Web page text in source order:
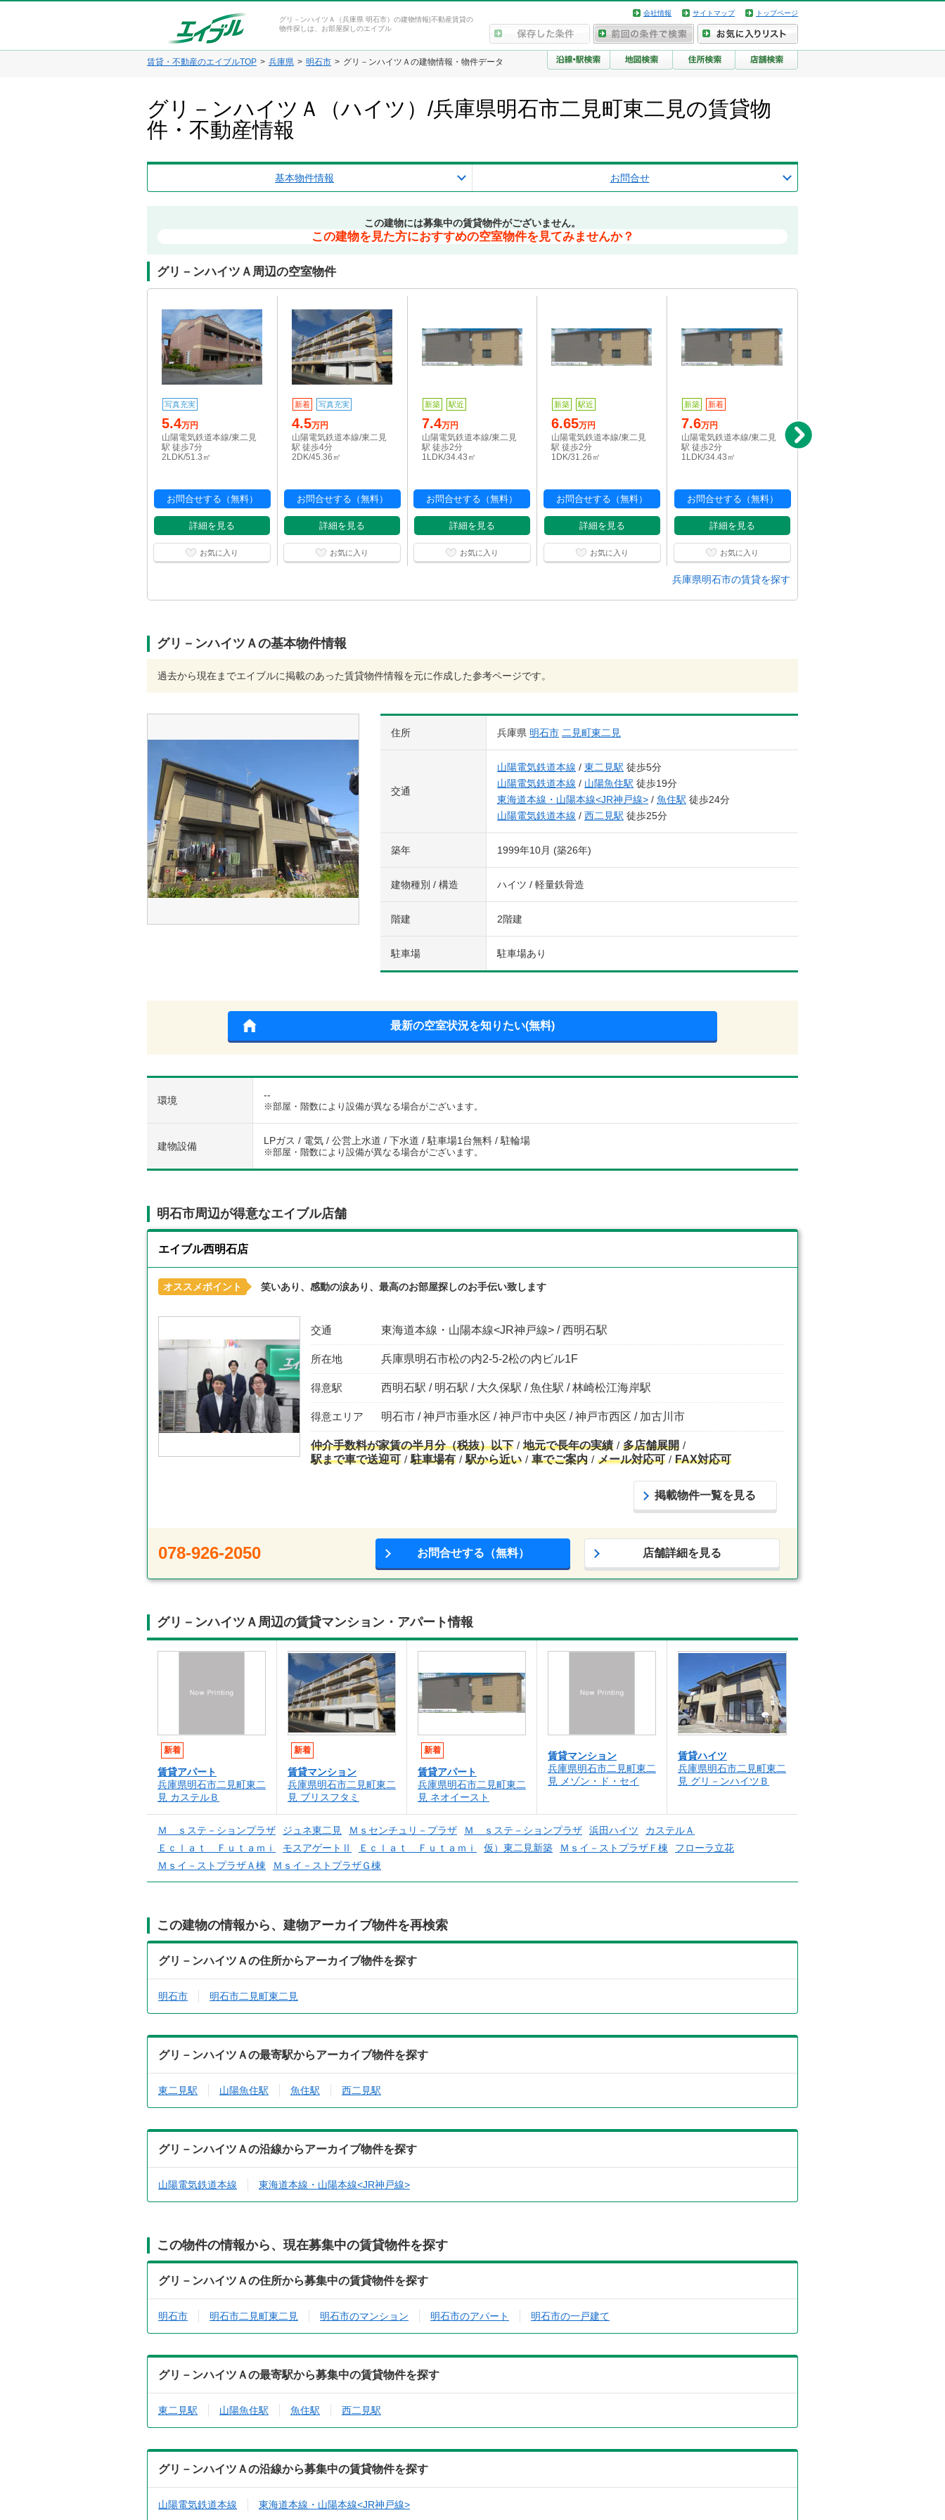
グリ－ンハイツＡ（兵庫県 明石市）の建物情報|不動産賃貸の
物件探しは、お部屋探しのエイブル
会社情報 サイトマップ トップページ
賃貸・不動産のエイブルTOP 兵庫県 明石市 グリ－ンハイツＡの建物情報・物件データ
グリ－ンハイツＡ（ハイツ）/兵庫県明石市二見町東二見の賃貸物
件・不動産情報
基本物件情報 お問合せ
この建物には募集中の賃貸物件がございません。
この建物を見た方におすすめの空室物件を見てみませんか？
グリ－ンハイツＡ周辺の空室物件
写真充実
5.4万円
山陽電気鉄道本線/東二見
駅 徒歩7分
2LDK/51.3㎡
お問合せする（無料）
詳細を見る
お気に入り
新着 写真充実
4.5万円
山陽電気鉄道本線/東二見
駅 徒歩4分
2DK/45.36㎡
お問合せする（無料）
詳細を見る
お気に入り
新築 駅近
7.4万円
山陽電気鉄道本線/東二見
駅 徒歩2分
1LDK/34.43㎡
お問合せする（無料）
詳細を見る
お気に入り
新築 駅近
6.65万円
山陽電気鉄道本線/東二見
駅 徒歩2分
1DK/31.26㎡
お問合せする（無料）
詳細を見る
お気に入り
新築 新着
7.6万円
山陽電気鉄道本線/東二見
駅 徒歩2分
1LDK/34.43㎡
お問合せする（無料）
詳細を見る
お気に入り
山陽電気鉄道本線/東二見
兵庫県明石市の賃貸を探す
グリ－ンハイツＡの基本物件情報
過去から現在までエイブルに掲載のあった賃貸物件情報を元に作成した参考ページです。
住所 兵庫県 明石市 二見町東二見
交通
山陽電気鉄道本線 / 東二見駅 徒歩5分
山陽電気鉄道本線 / 山陽魚住駅 徒歩19分
東海道本線・山陽本線<JR神戸線> / 魚住駅 徒歩24分
山陽電気鉄道本線 / 西二見駅 徒歩25分
築年 1999年10月 (築26年)
建物種別 / 構造 ハイツ / 軽量鉄骨造
階建 2階建
駐車場 駐車場あり
最新の空室状況を知りたい(無料)
環境 --
※部屋・階数により設備が異なる場合がございます。
建物設備 LPガス / 電気 / 公営上水道 / 下水道 / 駐車場1台無料 / 駐輪場
※部屋・階数により設備が異なる場合がございます。
明石市周辺が得意なエイブル店舗
エイブル西明石店
オススメポイント 笑いあり、感動の涙あり、最高のお部屋探しのお手伝い致します
交通 東海道本線・山陽本線<JR神戸線> / 西明石駅
所在地 兵庫県明石市松の内2-5-2松の内ビル1F
得意駅 西明石駅 / 明石駅 / 大久保駅 / 魚住駅 / 林崎松江海岸駅
得意エリア 明石市 / 神戸市垂水区 / 神戸市中央区 / 神戸市西区 / 加古川市
仲介手数料が家賃の半月分（税抜）以下 地元で長年の実績
多店舗展開
駅まで車で送迎可
駐車場有 駅から近い 車でご案内 メール対応可 FAX対応可
掲載物件一覧を見る
078-926-2050 お問合せする（無料） 店舗詳細を見る
グリ－ンハイツＡ周辺の賃貸マンション・アパート情報
新着
賃貸アパート
兵庫県明石市二見町東二
見 カステルＢ
新着
賃貸マンション
兵庫県明石市二見町東二
見 ブリスフタミ
新着
賃貸アパート
兵庫県明石市二見町東二
見 ネオイースト
賃貸マンション
兵庫県明石市二見町東二
見 メゾン・ド・セイ
賃貸ハイツ
兵庫県明石市二見町東二
見 グリ－ンハイツＢ
Ｍ ｓステ－ションプラザ ジュネ東二見 Ｍｓセンチュリ－プラザ Ｍ ｓステ－ションプラザ 浜田ハイツ
カステルＡ
Ｅｃｌａｔ Ｆｕｔａｍｉ
モスアゲートⅡ Ｅｃｌａｔ Ｆｕｔａｍｉ 仮）東二見新築 Ｍｓイ－ストプラザＦ棟
フローラ立花
Ｍｓイ－ストプラザＡ棟
Ｍｓイ－ストプラザＧ棟
この建物の情報から、建物アーカイブ物件を再検索
グリ－ンハイツＡの住所からアーカイブ物件を探す
明石市 明石市二見町東二見
グリ－ンハイツＡの最寄駅からアーカイブ物件を探す
東二見駅 山陽魚住駅 魚住駅 西二見駅
グリ－ンハイツＡの沿線からアーカイブ物件を探す
山陽電気鉄道本線 東海道本線・山陽本線<JR神戸線>
この物件の情報から、現在募集中の賃貸物件を探す
グリ－ンハイツＡの住所から募集中の賃貸物件を探す
明石市 明石市二見町東二見 明石市のマンション 明石市のアパート 明石市の一戸建て
グリ－ンハイツＡの最寄駅から募集中の賃貸物件を探す
東二見駅 山陽魚住駅 魚住駅 西二見駅
グリ－ンハイツＡの沿線から募集中の賃貸物件を探す
山陽電気鉄道本線 東海道本線・山陽本線<JR神戸線>